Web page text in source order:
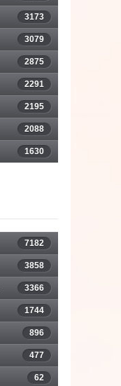
3173
3079
2875
2291
2195
2088
1630
7182
3858
3366
1744
896
477
62